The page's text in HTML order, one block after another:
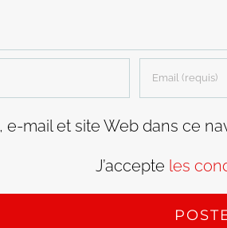
e-mail et site Web dans ce
J’accepte les